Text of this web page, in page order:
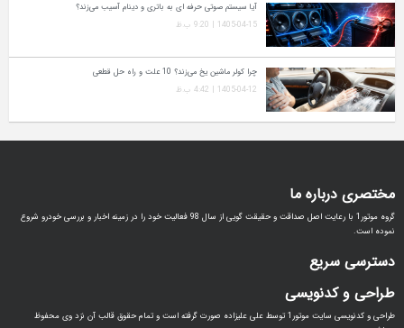
آیا سیستم صوتی حرفه‌ ای به باتری و دینام آسیب می‌زند؟
1405-04-15 | 9:20 ب.ظ
چرا کولر ماشین یخ می‌زند؟ 10 علت و راه‌ حل قطعی
1405-04-12 | 4:42 ب.ظ
مختصری درباره ما
گروه موتور1 با رعایت اصل صداقت و حقیقت گویی از سال 98 فعالیت خود را در زمینه اخبار و بررسی خودرو شروع
نموده است.
دسترسی سریع
طراحی و کدنویسی
طراحی و کدنویسی سایت موتور1 توسط علی علیزاده صورت گرفته است و تمام حقوق قالب آن نزد وی محفوظ